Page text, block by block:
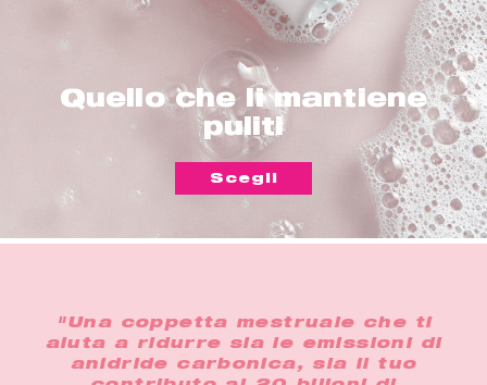
Quello che li mantiene
puliti
Scegli
"Una coppetta mestruale che ti
aiuta a ridurre sia le emissioni di
anidride carbonica, sia il tuo